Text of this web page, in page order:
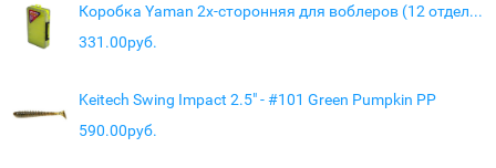
Коробка Yaman 2х-сторонняя для воблеров (12 отделений), 230х150х47 мм
331.00руб.
Keitech Swing Impact 2.5" - #101 Green Pumpkin PP
590.00руб.